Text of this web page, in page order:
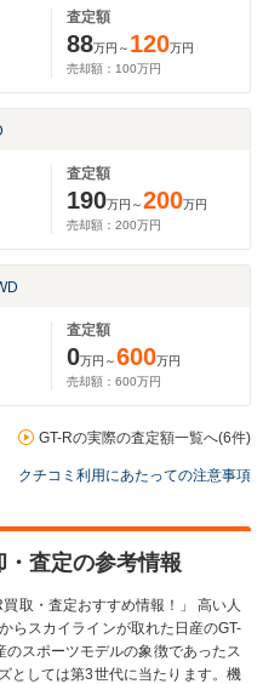
査定額
88万円～ 120万円
売却額： 100万円
査定額
190万円～200万円
売却額： 200万円
査定額
0万円～600万円
売却額： 600万円
GT-Rの実際の査定額一覧へ(6件)
クチコミ利用にあたっての注意事項
査定の参考情報
取・査定おすすめ情報！」 高い人
らスカイラインが取れた日産のGT-
スポーツモデルの象徴であったス
としては第3世代に当たります。機